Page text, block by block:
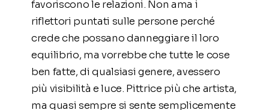
favoriscono le relazioni. Non ama i
riflettori puntati sulle persone perché
crede che possano danneggiare il loro
equilibrio, ma vorrebbe che tutte le cose
ben fatte, di qualsiasi genere, avessero
più visibilità e luce. Pittrice più che artista,
ma quasi sempre si sente semplicemente